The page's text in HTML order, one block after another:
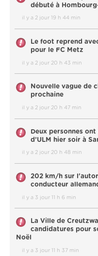
débuté à
il y a 2 jour 19 h 44 min
Le foot reprend
pour le FC Metz
il y a 2 jour 20 h 43 min
Nouvelle vague de
prochaine
il y a 2 jour 20 h 47 min
Deux personnes
d’ULM hier soir à
il y a 2 jour 20 h 48 min
202 km/h sur
conducteur
il y a 3 jour 11 h 6 min
La Ville de
candidatures pour
Noël
il y a 3 jour 11 h 37 min